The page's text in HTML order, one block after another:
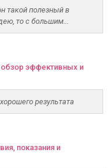
такой полезный в
то с большим...
обзор эффективных и
результата
показания и